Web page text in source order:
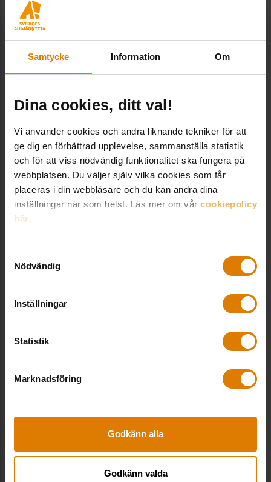
Samtycke Information Om
Dina cookies, ditt val!
Vi använder cookies och andra liknande tekniker för att
ge dig en förbättrad upplevelse, sammanställa statistik
och för att viss nödvändig funktionalitet ska fungera på
webbplatsen. Du väljer själv vilka cookies som får
placeras i din webbläsare och du kan ändra dina
inställningar när som helst. Läs mer om vår cookiepolicy
här.
Nödvändig
Inställningar
Statistik
Marknadsföring
Godkänn alla
Godkänn valda
Lägesrapport på
Fastighetsträffen
Vill du höra de senaste prognoserna kring
skenande byggpriser, ökad inflation och
högre räntekostnader? Kom då till
advokat Viktoria Edelman på plats för att
svara på frågor kring aviseringar om
6.3 och hur dessa kan hanteras.
studiebesök i stadsutvecklingsprojekt i
Skärholmen.
LÄS MER OCH ANMÄL DIG HÄR